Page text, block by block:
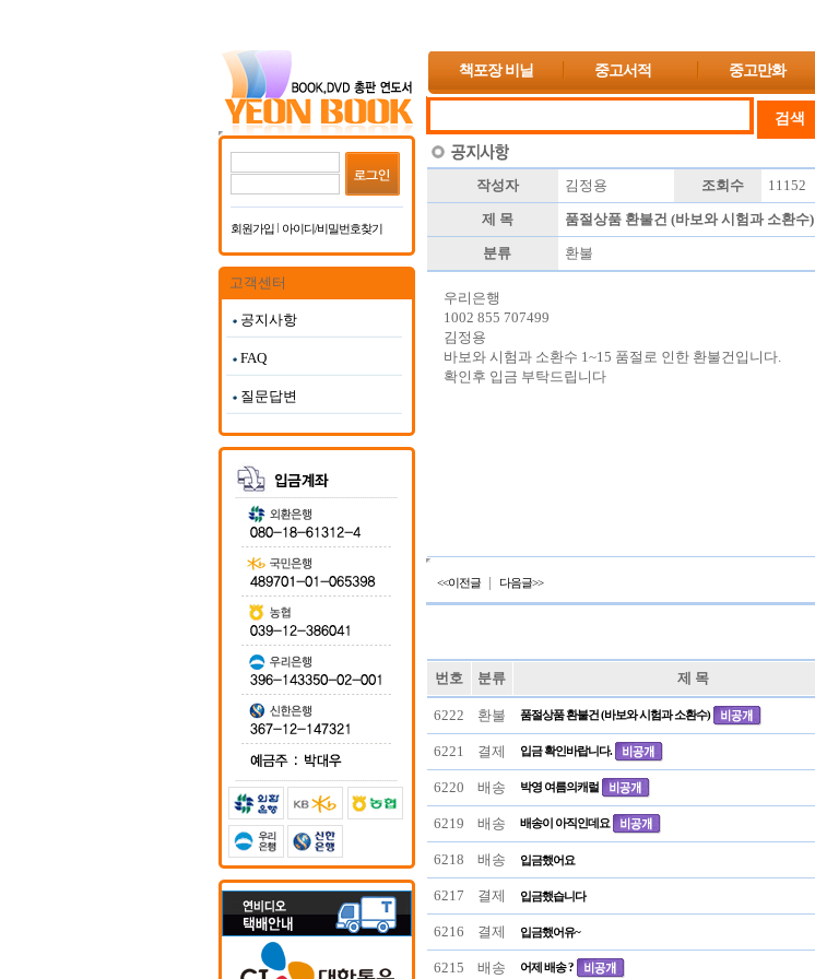
책포장 비닐 중고서적 중고만화
회원가입 아이디/비밀번호찾기
고객센터
공지사항
FAQ
질문답변
작성자 김정용 조회수 11152
제 목 품절상품 환불건 (바보와 시험과 소환수)
분류 환불
우리은행
1002 855 707499
김정용
바보와 시험과 소환수 1~15 품절로 인한 환불건입니다.
확인후 입금 부탁드립니다
<<이전글 | 다음글>>
번호 분류 제 목
6222 환불 품절상품 환불건 (바보와 시험과 소환수)
6221 결제 입금 확인바랍니다.
6220 배송 박영 여름의캐럴
6219 배송 배송이 아직인데요
6218 배송 입금했어요
6217 결제 입금했습니다
6216 결제 입금했어유~
6215 배송 어제 배송 ?